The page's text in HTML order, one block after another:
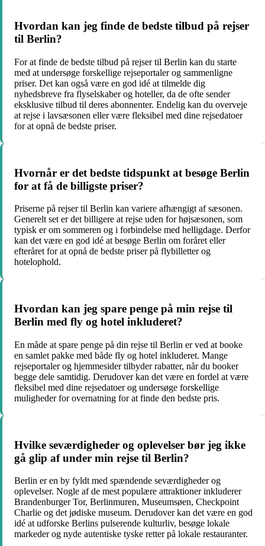
Hvordan kan jeg finde de bedste tilbud på rejser
til Berlin?
For at finde de bedste tilbud på rejser til Berlin kan du starte
med at undersøge forskellige rejseportaler og sammenligne
priser. Det kan også være en god idé at tilmelde dig
nyhedsbreve fra flyselskaber og hoteller, da de ofte sender
eksklusive tilbud til deres abonnenter. Endelig kan du overveje
at rejse i lavsæsonen eller være fleksibel med dine rejsedatoer
for at opnå de bedste priser.
Hvornår er det bedste tidspunkt at besøge Berlin
for at få de billigste priser?
Priserne på rejser til Berlin kan variere afhængigt af sæsonen.
Generelt set er det billigere at rejse uden for højsæsonen, som
typisk er om sommeren og i forbindelse med helligdage. Derfor
kan det være en god idé at besøge Berlin om foråret eller
efteråret for at opnå de bedste priser på flybilletter og
hotelophold.
Hvordan kan jeg spare penge på min rejse til
Berlin med fly og hotel inkluderet?
En måde at spare penge på din rejse til Berlin er ved at booke
en samlet pakke med både fly og hotel inkluderet. Mange
rejseportaler og hjemmesider tilbyder rabatter, når du booker
begge dele samtidig. Derudover kan det være en fordel at være
fleksibel med dine rejsedatoer og undersøge forskellige
muligheder for overnatning for at finde den bedste pris.
Hvilke seværdigheder og oplevelser bør jeg ikke
gå glip af under min rejse til Berlin?
Berlin er en by fyldt med spændende seværdigheder og
oplevelser. Nogle af de mest populære attraktioner inkluderer
Brandenburger Tor, Berlinmuren, Museumsøen, Checkpoint
Charlie og det jødiske museum. Derudover kan det være en god
idé at udforske Berlins pulserende kulturliv, besøge lokale
markeder og nyde autentiske tyske retter på lokale restauranter.